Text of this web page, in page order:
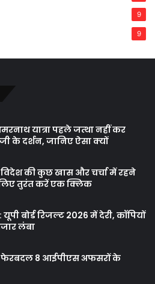
9
9
यात्रा पहले जत्था नहीं कर
के दर्शन, जानिए ऐसा क्यों
की कुछ खास और चर्चा में रहने
तुरंत करें एक क्लिक
बोर्ड रिजल्ट 2026 में देरी, कॉपियों
लंबा
फेरबदल 8 आईपीएस अफसरों के